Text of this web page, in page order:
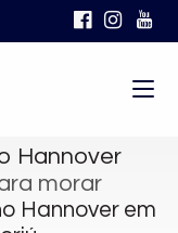
Hannover
morar
Hannover em